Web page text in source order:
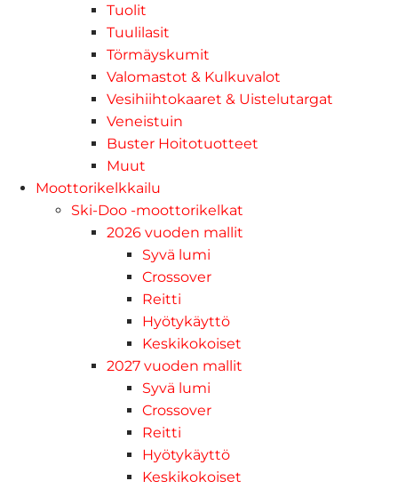
Tuolit
Tuulilasit
Törmäyskumit
Valomastot & Kulkuvalot
Vesihiihtokaaret & Uistelutargat
Veneistuin
Buster Hoitotuotteet
Muut
Moottorikelkkailu
Ski-Doo -moottorikelkat
2026 vuoden mallit
Syvä lumi
Crossover
Reitti
Hyötykäyttö
Keskikokoiset
2027 vuoden mallit
Syvä lumi
Crossover
Reitti
Hyötykäyttö
Keskikokoiset